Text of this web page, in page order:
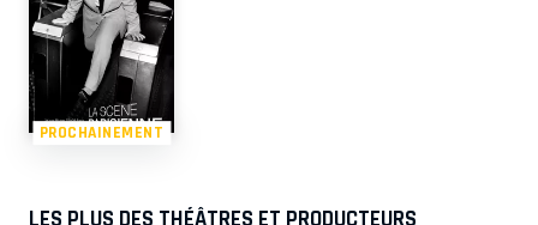
PROCHAINEMENT
LES PLUS DES THÉÂTRES ET PRODUCTEURS